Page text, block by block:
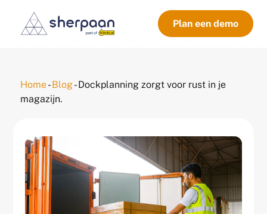
Plan een demo
Home-Blog-Dockplanning zorgt voor rust in je
magazijn.